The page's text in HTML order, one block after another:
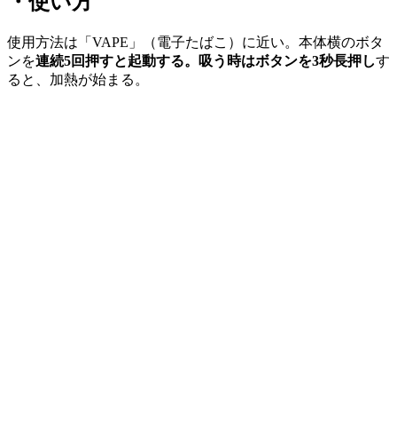
使用方法は「VAPE」（電子たばこ）に近い。本体横のボタ
ンを連続5回押すと起動する。吸う時はボタンを3秒長押しす
ると、加熱が始まる。